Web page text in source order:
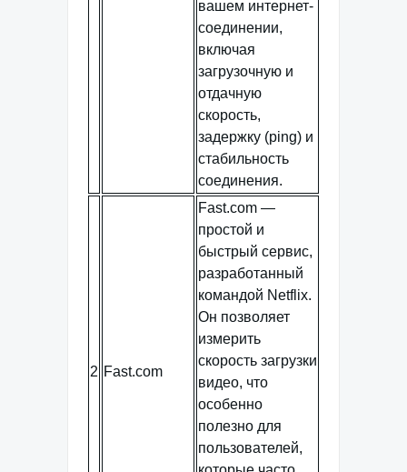
вашем интернет-
соединении,
включая
загрузочную и
отдачную
скорость,
задержку (ping) и
стабильность
соединения.
2 Fast.com
Fast.com —
простой и
быстрый сервис,
разработанный
командой Netflix.
Он позволяет
измерить
скорость загрузки
видео, что
особенно
полезно для
пользователей,